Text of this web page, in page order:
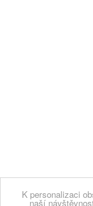
K personalizaci
naší